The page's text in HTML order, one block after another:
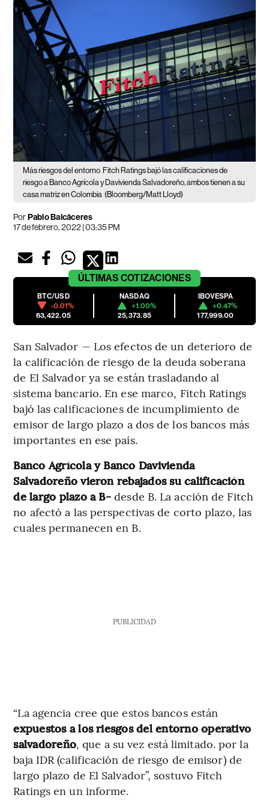
Más riesgos del entorno Fitch Ratings bajó las calificaciones de
riesgo a Banco Agrícola y Davivienda Salvadoreño, ambos tienen a su
casa matriz en Colombia (Bloomberg/Matt Lloyd)
PorPablo Balcáceres
17 de febrero, 2022 | 03:35 PM
ÚLTIMAS COTIZACIONES
BTC/USD
-0.01%
63,422.05
NASDAQ
+1.00%
25,373.85
IBOVESPA
+0.47%
177,999.00
San Salvador — Los efectos de un deterioro de
la calificación de riesgo de la deuda soberana
de El Salvador ya se están trasladando al
sistema bancario. En ese marco, Fitch Ratings
bajó las calificaciones de incumplimiento de
emisor de largo plazo a dos de los bancos más
importantes en ese país.
Banco Agrícola y Banco Davivienda
Salvadoreño vieron rebajados su calificación
de largo plazo a B-desde B. La acción de Fitch
no afectó a las perspectivas de corto plazo, las
cuales permanecen en B.
PUBLICIDAD
“La agencia cree que estos bancos están
expuestos a los riesgos del entorno operativo
salvadoreño, que a su vez está limitado. por la
baja IDR (calificación de riesgo de emisor) de
largo plazo de El Salvador”, sostuvo Fitch
Ratings en un informe.